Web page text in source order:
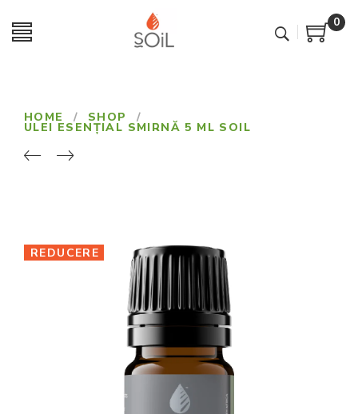
0
HOME / SHOP /
ULEI ESENȚIAL SMIRNĂ 5 ML SOIL
REDUCERE